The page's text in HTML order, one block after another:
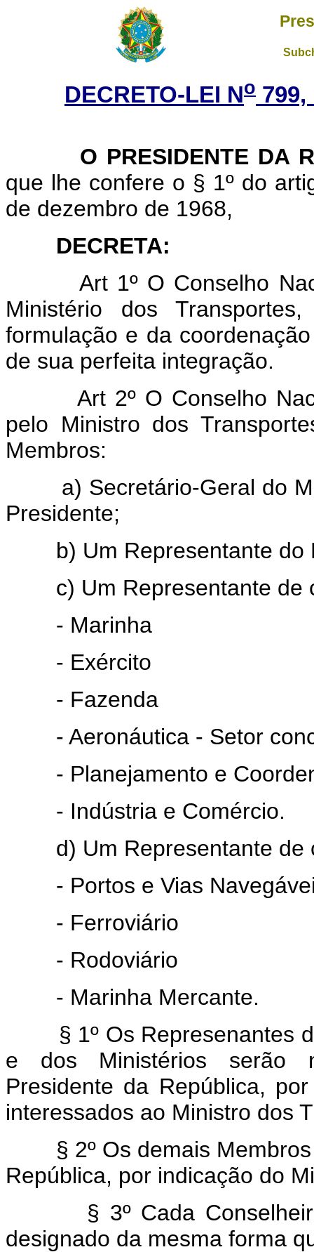
DECRETO-LEI No 799,
O PRESIDENTE DA
que lhe confere o § 1º do
de dezembro de 1968,
DECRETA:
Art 1º O Conselho
Ministério dos
formulação e da
de sua perfeita integração.
Art 2º O Conselho
pelo Ministro dos
Membros:
a) Secretário-Geral do
Presidente;
b) Um Representante do
c) Um Representante de
- Marinha
- Exército
- Fazenda
- Aeronáutica - Setor
- Planejamento e
- Indústria e Comércio.
d) Um Representante de
- Portos e Vias
- Ferroviário
- Rodoviário
- Marinha Mercante.
§ 1º Os Represenantes
e dos Ministérios serão
Presidente da República,
interessados ao Ministro dos
§ 2º Os demais Membros
República, por indicação do
§ 3º Cada Conselheiro
designado da mesma forma